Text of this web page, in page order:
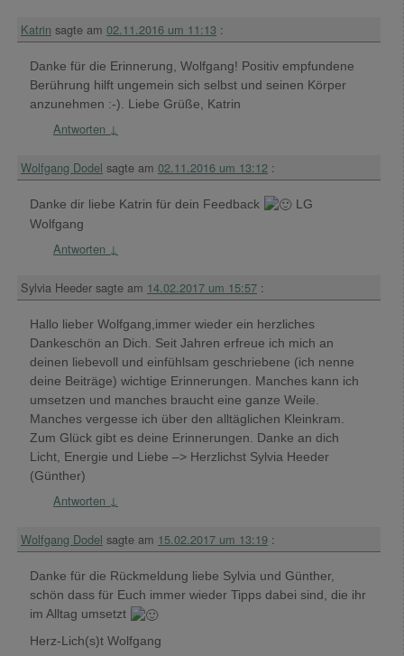
Katrin sagte am 02.11.2016 um 11:13 :
Danke für die Erinnerung, Wolfgang! Positiv empfundene
Berührung hilft ungemein sich selbst und seinen Körper
anzunehmen :-). Liebe Grüße, Katrin
Antworten ↓
Wolfgang Dodel sagte am 02.11.2016 um 13:12 :
Danke dir liebe Katrin für dein Feedback
LG
Wolfgang
Antworten ↓
Sylvia Heeder sagte am 14.02.2017 um 15:57 :
Hallo lieber Wolfgang,immer wieder ein herzliches
Dankeschön an Dich. Seit Jahren erfreue ich mich an
deinen liebevoll und einfühlsam geschriebene (ich nenne
deine Beiträge) wichtige Erinnerungen. Manches kann ich
umsetzen und manches braucht eine ganze Weile.
Manches vergesse ich über den alltäglichen Kleinkram.
Zum Glück gibt es deine Erinnerungen. Danke an dich
Licht, Energie und Liebe –> Herzlichst Sylvia Heeder
(Günther)
Antworten ↓
Wolfgang Dodel sagte am 15.02.2017 um 13:19 :
Danke für die Rückmeldung liebe Sylvia und Günther,
schön dass für Euch immer wieder Tipps dabei sind, die ihr
im Alltag umsetzt
Herz-Lich(s)t Wolfgang